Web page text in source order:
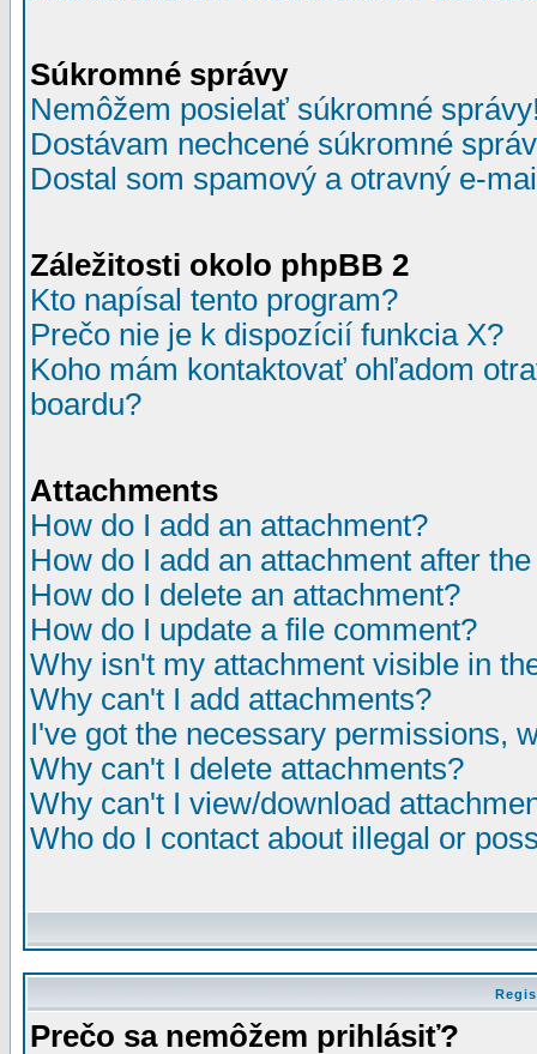
Súkromné správy
Nemôžem posielať súkromné
Dostávam nechcené súkromné
Dostal som spamový a otravný e-
Záležitosti okolo phpBB 2
Kto napísal tento program?
Prečo nie je k dispozícií funkcia X?
Koho mám kontaktovať ohľadom
boardu?
Attachments
How do I add an attachment?
How do I add an attachment after
How do I delete an attachment?
How do I update a file comment?
Why isn't my attachment visible in
Why can't I add attachments?
I've got the necessary permissions,
Why can't I delete attachments?
Why can't I view/download
Who do I contact about illegal or
Prečo sa nemôžem prihlásiť?